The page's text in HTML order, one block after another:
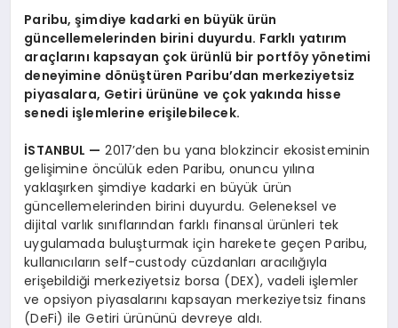
DIĞER
Paribu, şimdiye kadarki en büyük ürün
güncellemelerinden birini duyurdu. Farklı yatırım
araçlarını kapsayan çok ürünlü bir portföy yönetimi
deneyimine dönüştüren Paribu’dan merkeziyetsiz
piyasalara, Getiri ürününe ve çok yakında hisse
senedi işlemlerine erişilebilecek.
İSTANBUL — 2017’den bu yana blokzincir ekosisteminin
gelişimine öncülük eden Paribu, onuncu yılına
yaklaşırken şimdiye kadarki en büyük ürün
güncellemelerinden birini duyurdu. Geleneksel ve
dijital varlık sınıflarından farklı finansal ürünleri tek
uygulamada buluşturmak için harekete geçen Paribu,
kullanıcıların self-custody cüzdanları aracılığıyla
erişebildiği merkeziyetsiz borsa (DEX), vadeli işlemler
ve opsiyon piyasalarını kapsayan merkeziyetsiz finans
(DeFi) ile Getiri ürününü devreye aldı.